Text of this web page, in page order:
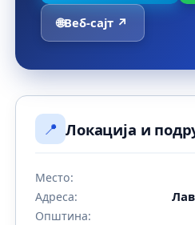
🌐Веб-сајт ↗
📍 Локација и
Место:
Адреса:
Општина: